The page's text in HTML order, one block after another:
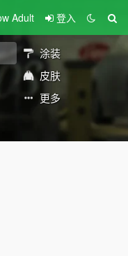
Adult 登入
涂装
皮肤
更多